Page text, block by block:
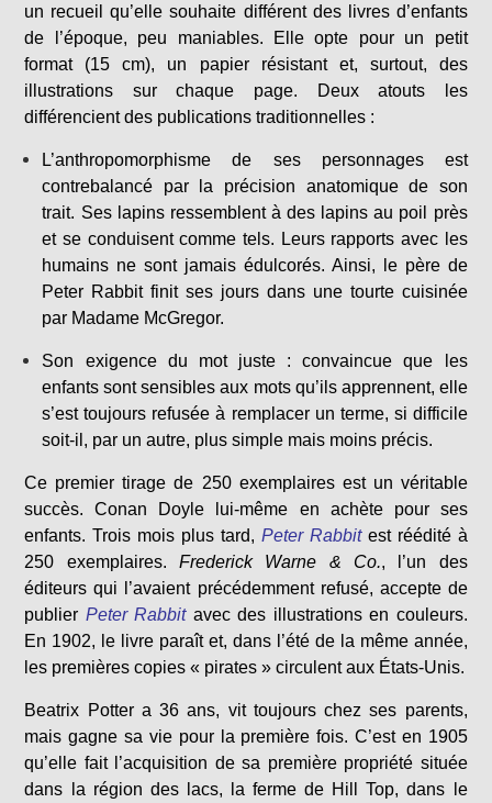
un recueil qu’elle souhaite différent des livres d’enfants
de l’époque, peu maniables. Elle opte pour un petit
format (15 cm), un papier résistant et, surtout, des
illustrations sur chaque page. Deux atouts les
différencient des publications traditionnelles :
L’anthropomorphisme de ses personnages est
contrebalancé par la précision anatomique de son
trait. Ses lapins ressemblent à des lapins au poil près
et se conduisent comme tels. Leurs rapports avec les
humains ne sont jamais édulcorés. Ainsi, le père de
Peter Rabbit finit ses jours dans une tourte cuisinée
par Madame McGregor.
Son exigence du mot juste : convaincue que les
enfants sont sensibles aux mots qu’ils apprennent, elle
s’est toujours refusée à remplacer un terme, si difficile
soit-il, par un autre, plus simple mais moins précis.
Ce premier tirage de 250 exemplaires est un véritable
succès. Conan Doyle lui-même en achète pour ses
enfants. Trois mois plus tard, Peter Rabbit est réédité à
250 exemplaires.Frederick Warne & Co., l’un des
éditeurs qui l’avaient précédemment refusé, accepte de
publier Peter Rabbit avec des illustrations en couleurs.
En 1902, le livre paraît et, dans l’été de la même année,
les premières copies « pirates » circulent aux États-Unis.
Beatrix Potter a 36 ans, vit toujours chez ses parents,
mais gagne sa vie pour la première fois. C’est en 1905
qu’elle fait l’acquisition de sa première propriété située
dans la région des lacs, la ferme de Hill Top, dans le